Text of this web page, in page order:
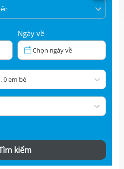
Ngày về
Chọn ngày về
0 em bé
kiếm